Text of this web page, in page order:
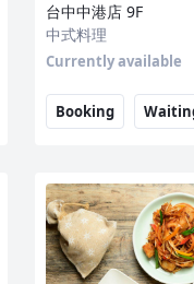
台中中港店 9F
中式料理
Currently available
Booking